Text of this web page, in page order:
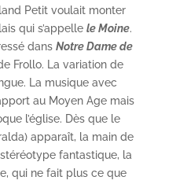
Petit voulait monter
qui s’appelle le Moine.
dans Notre Dame de
Frollo. La variation de
La musique avec
au Moyen Age mais
l’église. Dès que le
apparaît, la main de
stéréotype fantastique, la
qui ne fait plus ce que